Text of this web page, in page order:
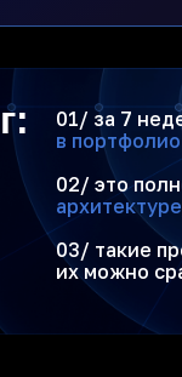
01/ за 7
в портфолио
02/ это
03/ такие
их можно